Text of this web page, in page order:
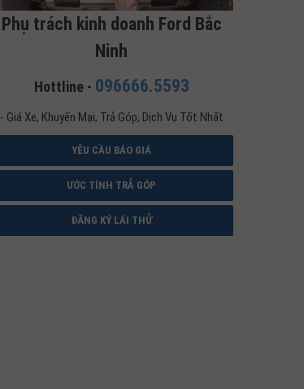
Phụ trách kinh doanh Ford Bắc
Ninh
Hottline - 096666.5593
- Giá Xe, Khuyến Mại, Trả Góp, Dịch Vụ Tốt Nhất
YÊU CẦU BÁO GIÁ
ƯỚC TÍNH TRẢ GÓP
ĐĂNG KÝ LÁI THỬ